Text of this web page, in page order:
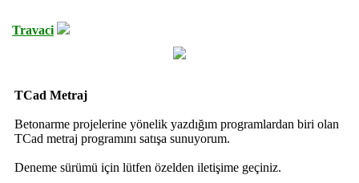
Travaci
TCad Metraj
Betonarme projelerine yönelik yazdığım programlardan biri olan
TCad metraj programını satışa sunuyorum.
Deneme sürümü için lütfen özelden iletişime geçiniz.